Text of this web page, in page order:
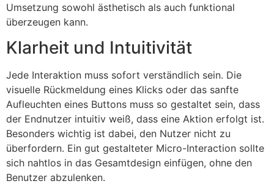
Umsetzung sowohl ästhetisch als auch funktional
überzeugen kann.
Klarheit und Intuitivität
Jede Interaktion muss sofort verständlich sein. Die
visuelle Rückmeldung eines Klicks oder das sanfte
Aufleuchten eines Buttons muss so gestaltet sein, dass
der Endnutzer intuitiv weiß, dass eine Aktion erfolgt ist.
Besonders wichtig ist dabei, den Nutzer nicht zu
überfordern. Ein gut gestalteter Micro-Interaction sollte
sich nahtlos in das Gesamtdesign einfügen, ohne den
Benutzer abzulenken.